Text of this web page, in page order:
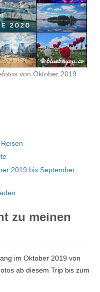
von Oktober 2019
2019 bis September
zu meinen
im Oktober 2019 von
ab diesem Trip bis zum